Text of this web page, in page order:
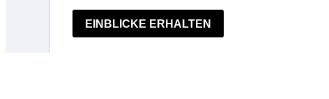
EINBLICKE ERHALTEN